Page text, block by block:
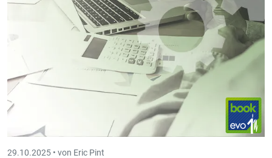
29.10.2025 • von Eric Pint